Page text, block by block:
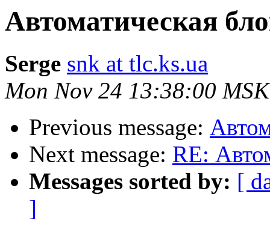
Автоматическая
Serge snk at tlc.ks.ua
Mon Nov 24 13:38:00
Previous message:
Next message: RE:
Messages sorted by: [
]